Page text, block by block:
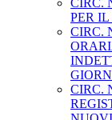
CIRC.
PER IL
CIRC.
CIRC.